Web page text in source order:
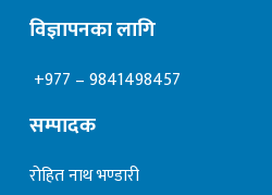
विज्ञापनका लागि
+977 – 9841498457
सम्पादक
रोहित नाथ भण्डारी